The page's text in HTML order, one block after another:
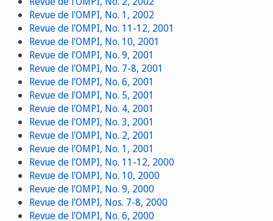
Revue de l'OMPI, No. 1, 2002
Revue de l'OMPI, No. 11-12, 2001
Revue de l'OMPI, No. 10, 2001
Revue de l'OMPI, No. 9, 2001
Revue de l'OMPI, No. 7-8, 2001
Revue de l'OMPI, No. 6, 2001
Revue de l'OMPI, No. 5, 2001
Revue de l'OMPI, No. 4, 2001
Revue de l'OMPI, No. 3, 2001
Revue de l'OMPI, No. 2, 2001
Revue de l'OMPI, No. 1, 2001
Revue de l'OMPI, No. 11-12, 2000
Revue de l'OMPI, No. 10, 2000
Revue de l'OMPI, No. 9, 2000
Revue de l'OMPI, Nos. 7-8, 2000
Revue de l'OMPI, No. 6, 2000